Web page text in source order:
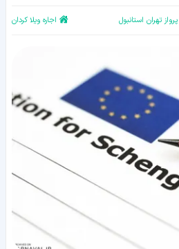
پرواز تهران استانبول اجاره ویلا کردان